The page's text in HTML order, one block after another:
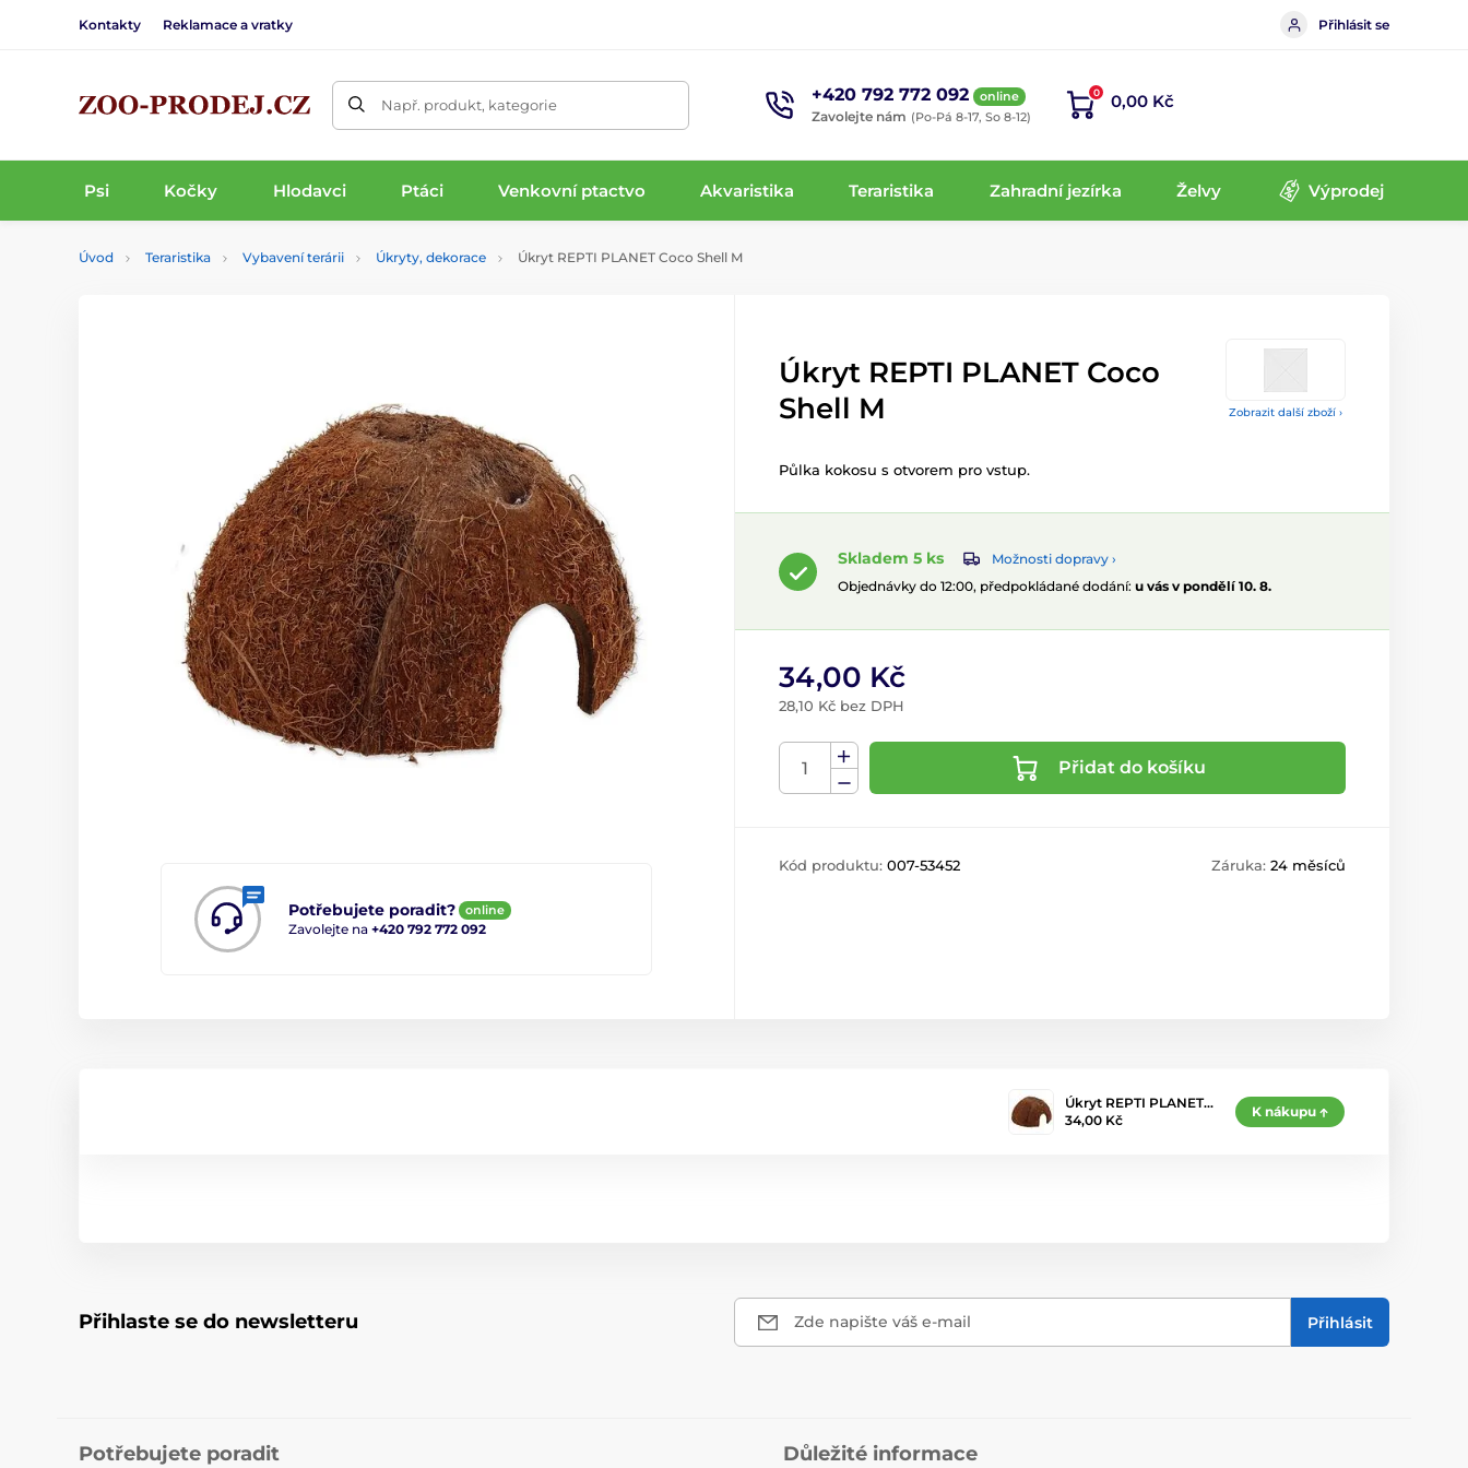
Kontakty Reklamace a vratky Přihlásit se
Např. produkt, kategorie +420 792 772 092 online
Zavolejte nám (Po-Pá 8-17, So 8-12)
0 0,00 Kč
Psi Kočky Hlodavci Ptáci Venkovní ptactvo Akvaristika Teraristika Zahradní jezírka Želvy Výprodej
Úvod Teraristika Vybavení terárii Úkryty, dekorace Úkryt REPTI PLANET Coco Shell M
Zobrazit další zboží ›
Potřebujete poradit? online
Zavolejte na +420 792 772 092
Úkryt REPTI PLANET Coco
Shell M
Půlka kokosu s otvorem pro vstup.
Skladem 5 ks
Možnosti dopravy ›
Objednávky do 12:00, předpokládané dodání: u vás v pondělí 10. 8.
34,00 Kč
28,10 Kč bez DPH
Přidat do košíku
Kód produktu: 007-53452 Záruka: 24 měsíců
Úkryt REPTI PLANET…
34,00 Kč
K nákupu
Přihlaste se do newsletteru Zde napište váš e-mail Přihlásit
Potřebujete poradit Důležité informace